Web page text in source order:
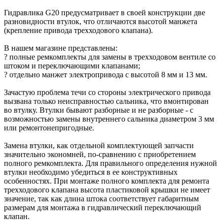
Гидравлика G20 предусматривает в своей конструкции две
разновидности втулок, что отличаются высотой манжета
(крепление привода трехходового клапана).
В нашем магазине представлены:
? полные ремкомплекты для замены в трехходовом вентиле со
штоком и переключающими клапанами;
? отдельно манжет электропривода с высотой 8 мм и 13 мм.
Зачастую проблема течи со стороны электрического привода
вызвана только неисправностью сальника, что вмонтирован
во втулку. Втулки бывают разборные и не разборные - с
возможностью замены внутреннего сальника диаметром 3 мм
или ремонтонепригодные.
Замена втулки, как отдельной комплектующей запчасти
значительно экономней, по-сравнению с приобретением
полного ремкомплекта. Для правильного определения нужной
втулки необходимо убедиться в ее конструктивных
особенностях. При монтаже полного комплекта для ремонта
трехходового клапана высота пластиковой крышки не имеет
значение, так как длина штока соответствует габаритным
размерам для монтажа в гидравлический переключающий
клапан.